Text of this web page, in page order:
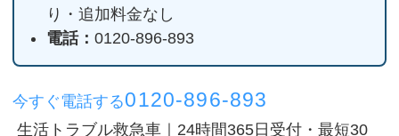
り・追加料金なし
電話：0120-896-893
今すぐ電話する0120-896-893
生活トラブル救急車｜24時間365日受付・最短30